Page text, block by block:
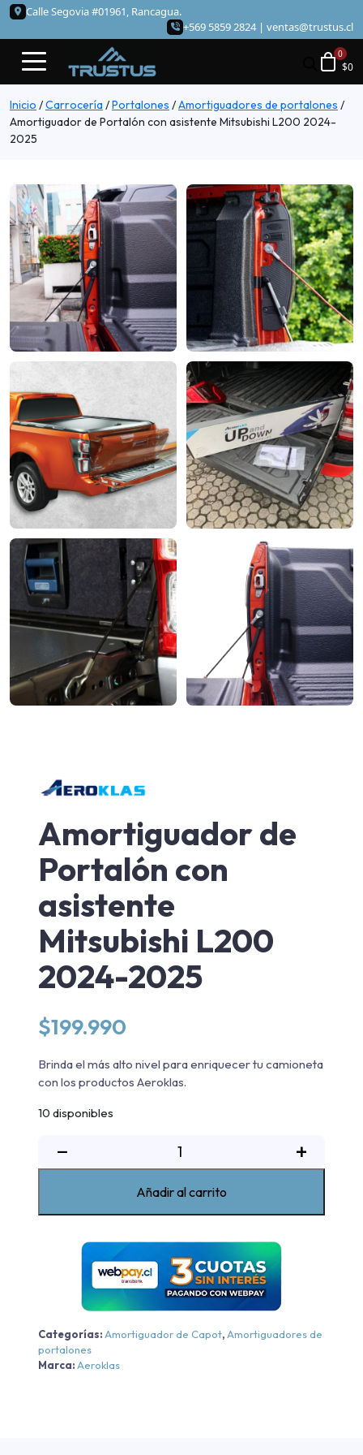
Calle Segovia #01961, Rancagua.
+569 5859 2824 | ventas@trustus.cl
$0
Inicio /Carrocería/Portalones /Amortiguadores de portalones /
Amortiguador de Portalón con asistente Mitsubishi L200 2024-
2025
Amortiguador de
Portalón con
asistente
Mitsubishi L200
2024-2025
$199.990
Brinda el más alto nivel para enriquecer tu camioneta
con los productos Aeroklas.
10 disponibles
−
Mitsubishi
L200
2024-
2025
+
Añadir al carrito
Categorías:Amortiguador de Capot,Amortiguadores de
portalones
Marca:Aeroklas